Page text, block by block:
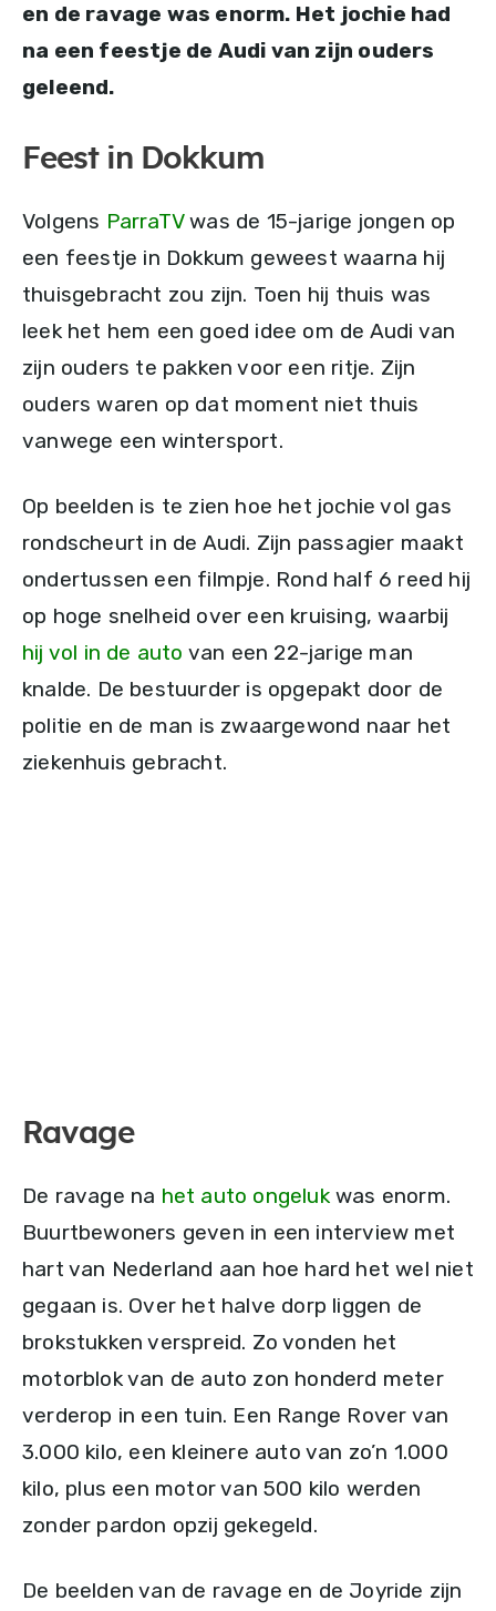
en de ravage was enorm. Het jochie had
na een feestje de Audi van zijn ouders
geleend.
Feest in Dokkum
Volgens ParraTVwas de 15-jarige jongen op
een feestje in Dokkum geweest waarna hij
thuisgebracht zou zijn. Toen hij thuis was
leek het hem een goed idee om de Audi van
zijn ouders te pakken voor een ritje. Zijn
ouders waren op dat moment niet thuis
vanwege een wintersport.
Op beelden is te zien hoe het jochie vol gas
rondscheurt in de Audi. Zijn passagier maakt
ondertussen een filmpje. Rond half 6 reed hij
op hoge snelheid over een kruising, waarbij
hij vol in de auto van een 22-jarige man
knalde. De bestuurder is opgepakt door de
politie en de man is zwaargewond naar het
ziekenhuis gebracht.
Ravage
De ravage na het auto ongelukwas enorm.
Buurtbewoners geven in een interview met
hart van Nederland aan hoe hard het wel niet
gegaan is. Over het halve dorp liggen de
brokstukken verspreid. Zo vonden het
motorblok van de auto zon honderd meter
verderop in een tuin. Een Range Rover van
3.000 kilo, een kleinere auto van zo’n 1.000
kilo, plus een motor van 500 kilo werden
zonder pardon opzij gekegeld.
De beelden van de ravage en de Joyride zijn